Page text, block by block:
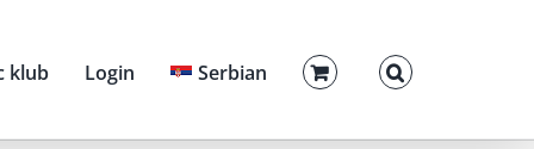
klub Login Serbian